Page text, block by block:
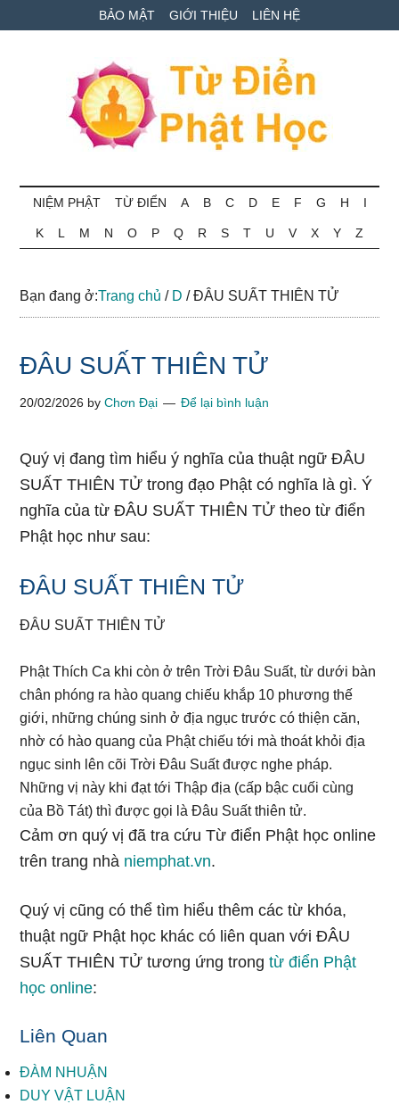
to
to
qua
BẢO MẬT GIỚI THIỆU LIÊN HỆ
Từ
điển
Phật
học
ngữ
NIỆM PHẬT TỪ ĐIỂN A B C D E F G H I
K L M N O P Q R S T U V X Y Z
Bạn đang ở:Trang chủ / D /ĐÂU SUẤT THIÊN TỬ
ĐÂU SUẤT THIÊN TỬ
20/02/2026 byChơn Đại Để lại bình luận
Quý vị đang tìm hiểu ý nghĩa của thuật ngữ ĐÂU
SUẤT THIÊN TỬ trong đạo Phật có nghĩa là gì. Ý
nghĩa của từ ĐÂU SUẤT THIÊN TỬ theo từ điển
Phật học như sau:
ĐÂU SUẤT THIÊN TỬ
ĐÂU SUẤT THIÊN TỬ
Phật Thích Ca khi còn ở trên Trời Đâu Suất, từ dưới bàn
chân phóng ra hào quang chiếu khắp 10 phương thế
giới, những chúng sinh ở địa ngục trước có thiện căn,
nhờ có hào quang của Phật chiếu tới mà thoát khỏi địa
ngục sinh lên cõi Trời Đâu Suất được nghe pháp.
Những vị này khi đạt tới Thập địa (cấp bậc cuối cùng
của Bồ Tát) thì được gọi là Đâu Suất thiên tử.
Cảm ơn quý vị đã tra cứu Từ điển Phật học online
trên trang nhà niemphat.vn.
Quý vị cũng có thể tìm hiểu thêm các từ khóa,
thuật ngữ Phật học khác có liên quan với ĐÂU
SUẤT THIÊN TỬ tương ứng trongtừ điển Phật
học online:
Liên Quan
ĐÀM NHUẬN
DUY VẬT LUẬN